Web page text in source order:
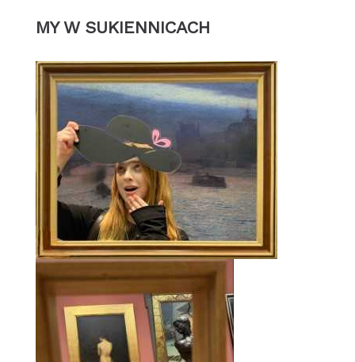
MY W SUKIENNICACH